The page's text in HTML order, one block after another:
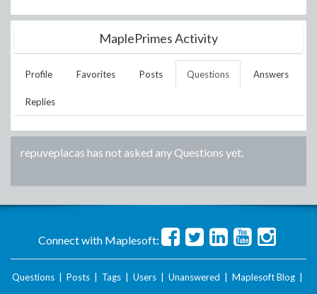
MaplePrimes Activity
Profile Favorites Posts Questions Answers
Replies
repuveplacas has not asked any Questions yet.
Connect with Maplesoft:
Questions Posts Tags Users Unanswered Maplesoft Blog